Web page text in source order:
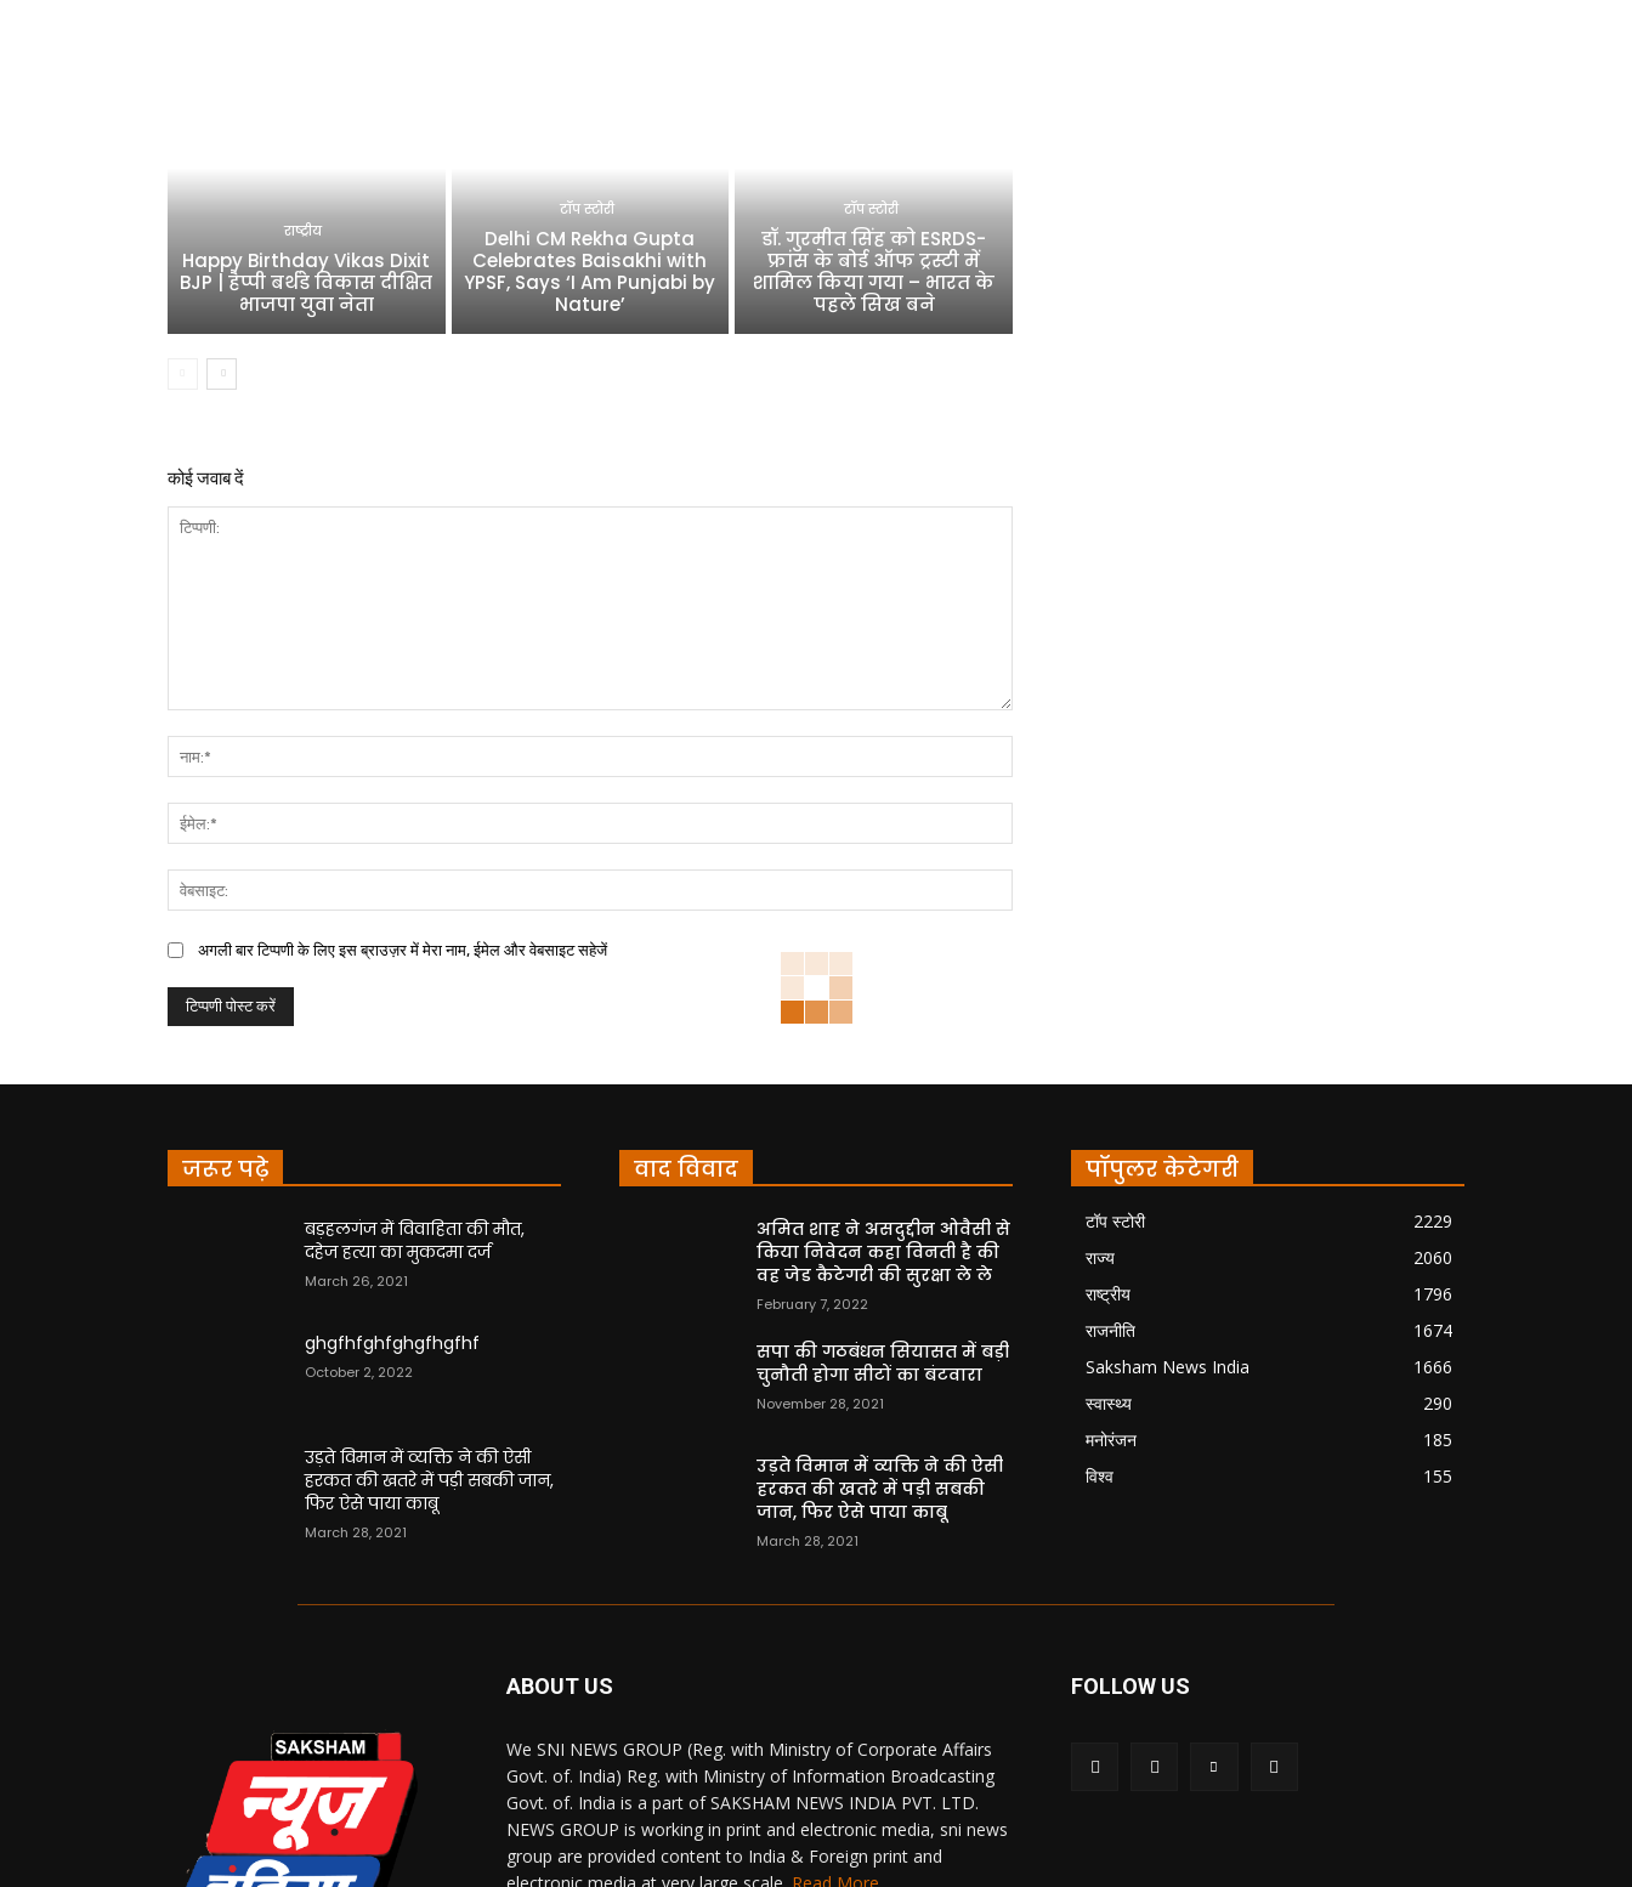
राष्ट्रीय
Happy Birthday Vikas Dixit
BJP | हैप्पी बर्थडे विकास दीक्षित
भाजपा युवा नेता
टॉप स्टोरी
Delhi CM Rekha Gupta
Celebrates Baisakhi with
YPSF, Says ‘I Am Punjabi by
Nature’
टॉप स्टोरी
डॉ. गुरमीत सिंह को ESRDS-
फ्रांस के बोर्ड ऑफ ट्रस्टी में
शामिल किया गया – भारत के
पहले सिख बने
कोई जवाब दें
अगली बार टिप्पणी के लिए इस ब्राउज़र में मेरा नाम, ईमेल और वेबसाइट सहेजें
जरूर पढ़े
बड़हलगंज में विवाहिता की मौत,
दहेज हत्या का मुकदमा दर्ज
March 26, 2021
ghgfhfghfghgfhgfhf
October 2, 2022
उड़ते विमान में व्यक्ति ने की ऐसी
हरकत की खतरे में पड़ी सबकी जान,
फिर ऐसे पाया काबू
March 28, 2021
वाद विवाद
अमित शाह ने असदुद्दीन ओवैसी से
किया निवेदन कहा विनती है की
वह जेड कैटेगरी की सुरक्षा ले ले
February 7, 2022
सपा की गठबंधन सियासत में बड़ी
चुनौती होगा सीटों का बंटवारा
November 28, 2021
उड़ते विमान में व्यक्ति ने की ऐसी
हरकत की खतरे में पड़ी सबकी
जान, फिर ऐसे पाया काबू
March 28, 2021
पॉपुलर केटेगरी
टॉप स्टोरी
2229
राज्य
2060
राष्ट्रीय
1796
राजनीति
1674
Saksham News India
1666
स्वास्थ्य
290
मनोरंजन
185
विश्व
155
ABOUT US
We SNI NEWS GROUP (Reg. with Ministry of Corporate Affairs
Govt. of. India) Reg. with Ministry of Information Broadcasting
Govt. of. India is a part of SAKSHAM NEWS INDIA PVT. LTD.
NEWS GROUP is working in print and electronic media, sni news
group are provided content to India & Foreign print and
FOLLOW US